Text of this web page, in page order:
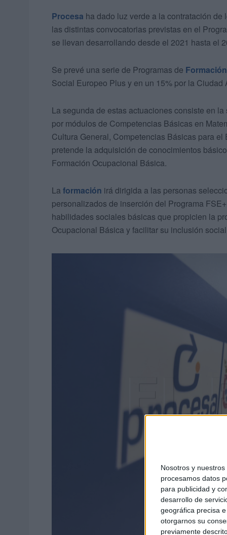
Nosotros y nuestros
procesamos datos
para publicidad y
desarrollo de
geográfica precisa
otorgarnos su
previamente
Procesa ha dado luz verde a la contratación
las distintas convocatorias previstas en el
se llevan desarrollando desde el 2021 hasta el
Se prevé una serie de Programas de
Social Europeo Plus y en un 15% por la Ciudad
La segunda de estas actuaciones consiste en
por módulos de Competencias Básicas en
Cultura General, Competencias Básicas para el
pretende la adquisición de conocimientos
Formación Ocupacional Básica.
La formación irá dirigida a las personas
personalizados de inserción del Programa
habilidades sociales básicas que propicien la
Ocupacional Básica y facilitar su inclusión